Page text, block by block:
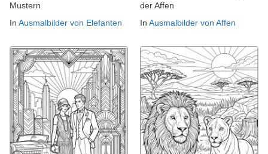
Mustern
In Ausmalbilder von Elefanten
der Affen
In Ausmalbilder von Affen